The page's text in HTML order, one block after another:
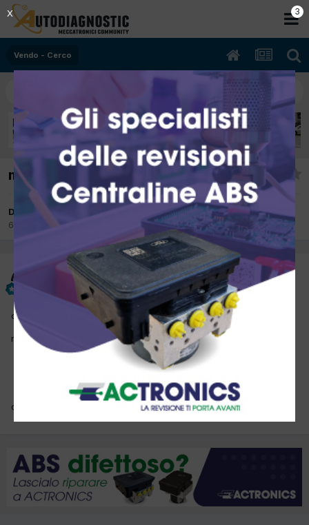
Vendo - Cerco
manometro temperatura acqua
Da dino
6 Dicembre 2012
Vendo - Cerco
dino
Inviato 6 Dicembre 2012
cerco il manometro temperatura acqua x la mia fiat panda 900ie
non riesco a trovare ne il codice ricambio ne la disponibilita'
dino
2
X